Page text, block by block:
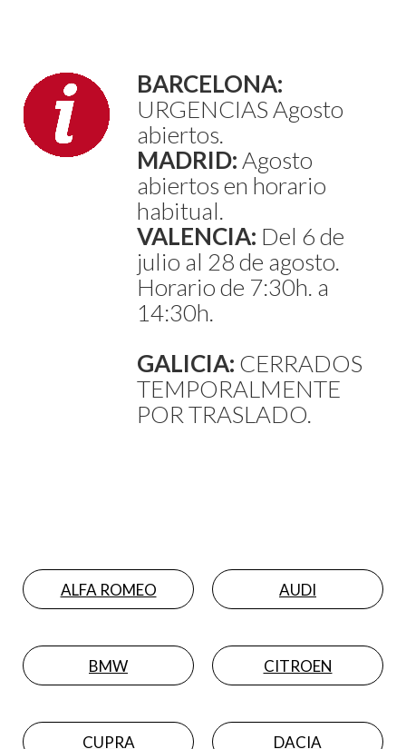
BARCELONA:
URGENCIAS Agosto
abiertos.
MADRID:Agosto
abiertos en horario
habitual.
VALENCIA: Del 6 de
julio al 28 de agosto.
Horario de 7:30h. a
14:30h.
GALICIA: CERRADOS
TEMPORALMENTE
POR TRASLADO.
ALFA ROMEO AUDI
BMW CITROEN
CUPRA DACIA